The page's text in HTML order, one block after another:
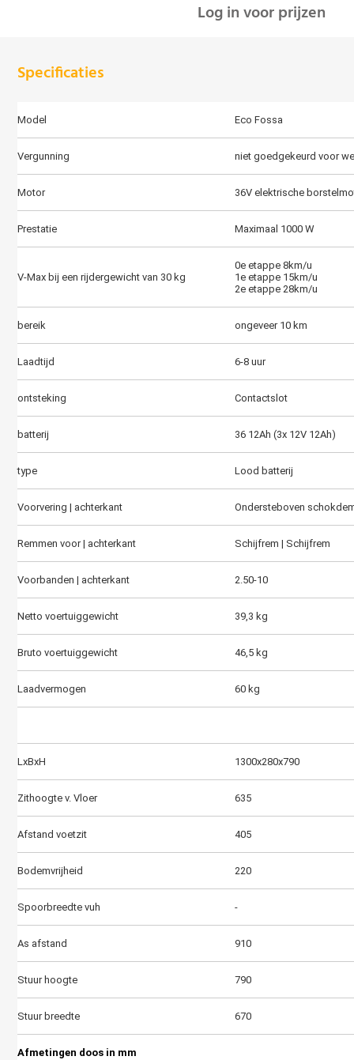
Log in voor prijzen
Specificaties
Model Eco Fossa
Vergunning niet goedgekeurd voor
Motor 36V elektrische
Prestatie Maximaal 1000 W
V-Max bij een rijdergewicht van 30 kg
0e etappe 8km/u
1e etappe 15km/u
2e etappe 28km/u
bereik ongeveer 10 km
Laadtijd 6-8 uur
ontsteking Contactslot
batterij 36 12Ah (3x 12V 12Ah)
type Lood batterij
Voorvering | achterkant Ondersteboven
Remmen voor | achterkant Schijfrem | Schijfrem
Voorbanden | achterkant 2.50-10
Netto voertuiggewicht 39,3 kg
Bruto voertuiggewicht 46,5 kg
Laadvermogen 60 kg
LxBxH 1300x280x790
Zithoogte v. Vloer 635
Afstand voetzit 405
Bodemvrijheid 220
Spoorbreedte vuh -
As afstand 910
Stuur hoogte 790
Stuur breedte 670
Afmetingen doos in mm